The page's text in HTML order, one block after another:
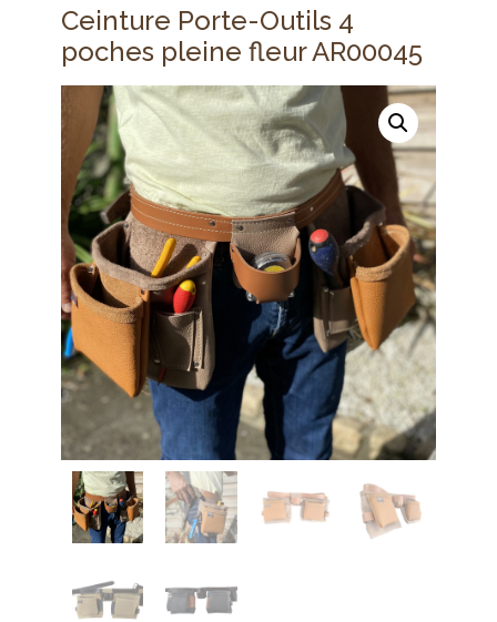
Ceinture Porte-Outils 4
poches pleine fleur AR00045